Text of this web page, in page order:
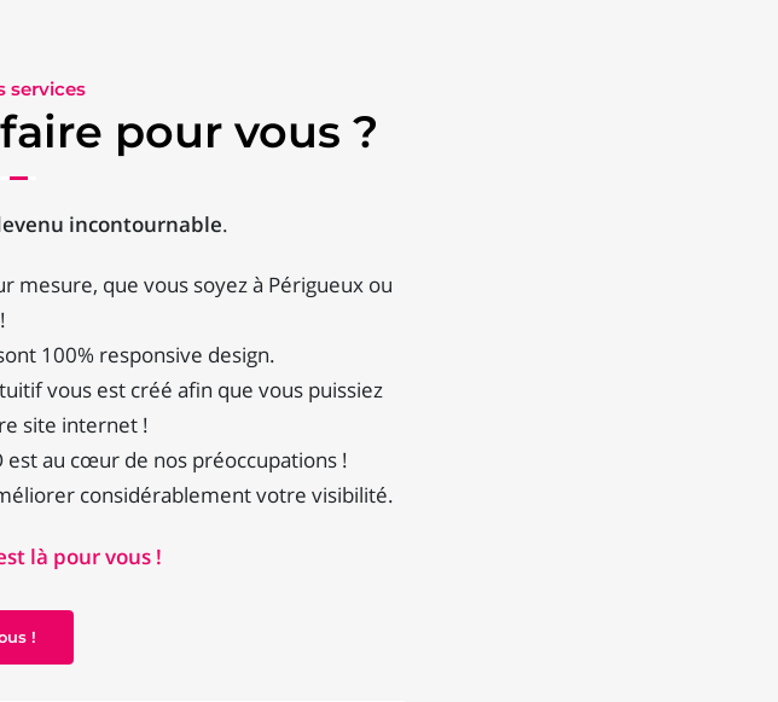
services
pour vous ?
incontournable.
mesure, que vous soyez à Périgueux ou
100% responsive design.
vous est créé afin que vous puissiez
site internet !
est au cœur de nos préoccupations !
considérablement votre visibilité.
là pour vous !
!